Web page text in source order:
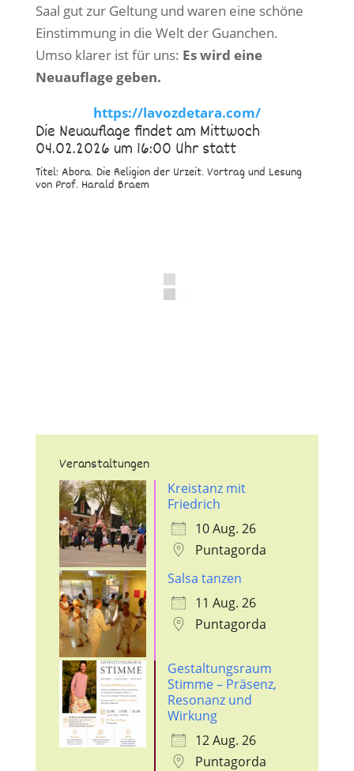
Saal gut zur Geltung und waren eine schöne
Einstimmung in die Welt der Guanchen.
Umso klarer ist für uns: Es wird eine
Neuauflage geben.
https://lavozdetara.com/
Die Neuauflage findet am Mittwoch
04.02.2026 um 16:00 Uhr statt
Titel: Abora. Die Religion der Urzeit. Vortrag und Lesung
von Prof. Harald Braem
Veranstaltungen
Kreistanz mit
Friedrich
10 Aug. 26
Puntagorda
Salsa tanzen
11 Aug. 26
Puntagorda
Gestaltungsraum
Stimme – Präsenz,
Resonanz und
Wirkung
12 Aug. 26
Puntagorda